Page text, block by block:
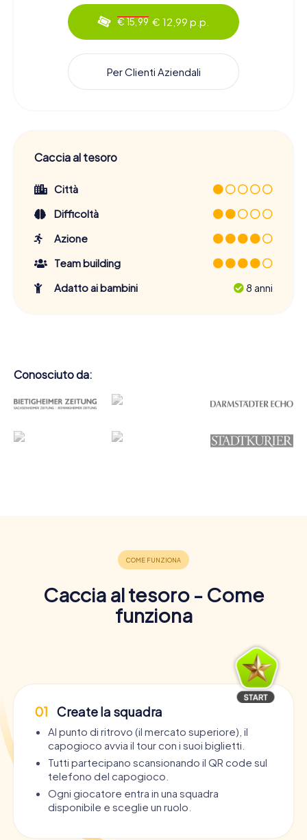
€ 15,99 € 12,99 p.p.
Per Clienti Aziendali
Caccia al tesoro
Città
Difficoltà
Azione
Team building
Adatto ai bambini
8 anni
Conosciuto da:
Caccia al tesoro - Come
funziona
01 Create la squadra
Al punto di ritrovo (il mercato superiore), il
capogioco avvia il tour con i suoi biglietti.
Tutti partecipano scansionando il QR code sul
telefono del capogioco.
Ogni giocatore entra in una squadra
disponibile e sceglie un ruolo.